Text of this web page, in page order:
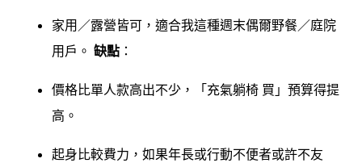
家用／露營皆可，適合我這種週末偶爾野餐／庭院
用戶。 缺點 ：
價格比單人款高出不少，「充氣躺椅 買」預算得提
高。
起身比較費力，如果年長或行動不便者或許不友